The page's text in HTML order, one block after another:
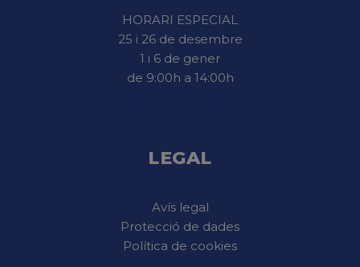
HORARI ESPECIAL
25 i 26 de desembre
1 i 6 de gener
de 9:00h a 14:00h
LEGAL
Avís legal
Protecció de dades
Política de cookies